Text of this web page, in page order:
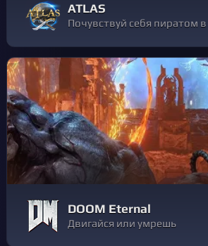
ATLAS
Почувствуй себя пиратом
DOOM Eternal
Двигайся или умрешь